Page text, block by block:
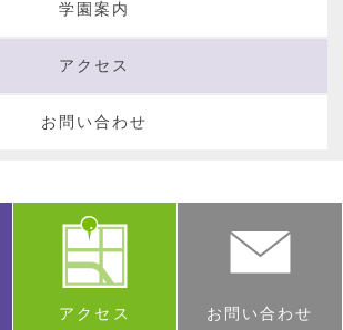
学園案内
アクセス
お問い合わせ
アクセス お問い合わせ